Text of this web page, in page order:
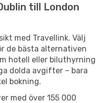
till London
med Travellink. Välj
de bästa alternativen
hotell eller biluthyrning
dolda avgifter – bara
bokning.
med över 155 000